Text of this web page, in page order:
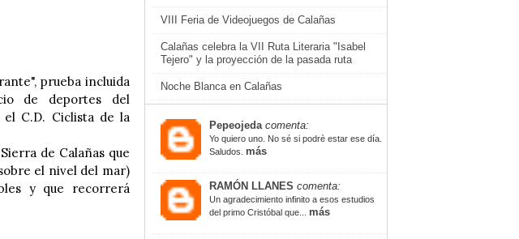
prueba incluida
de deportes del
C.D. Ciclista de la
de Calañas que
el nivel del mar)
y que recorrerá
VIII Feria de Videojuegos de Calañas
Calañas celebra la VII Ruta Literaria "Isabel
Tejero" y la proyección de la pasada ruta
Noche Blanca en Calañas
Pepeojeda comenta:
Yo quiero uno. No sé si podrè estar ese día.
Saludos. más
RAMÓN LLANES comenta:
Un agradecimiento infinito a esos estudios
del primo Cristóbal que... más